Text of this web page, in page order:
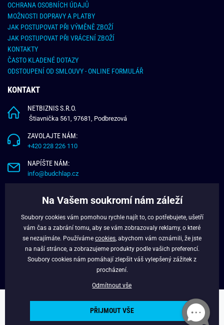
OCHRANA OSOBNÍCH ÚDAJŮ
MOŽNOSTI DOPRAVY A PLATBY
JAK POSTUPOVAT PŘI VÝMĚNĚ ZBOŽÍ
JAK POSTUPOVAT PŘI VRÁCENÍ ZBOŽÍ
KONTAKTY
ČASTO KLADENÉ DOTAZY
ODSTOUPENÍ OD SMLOUVY - ONLINE FORMULÁŘ
KONTAKT
NETBIZNIS S.R.O.
Štiavnička 561, 97681, Podbrezová
ZAVOLAJTE NÁM:
+420 228 226 110
NAPÍŠTE NÁM:
info@budchlap.cz
VĚRNOSTNÍ PROGRAM
FACEBOOK
Copyright © 2024 - Budchlap.cz Všechna práva vyhrazena. webdesign ©
litvanyi.sk
Na Vašem soukromí nám záleží
Soubory cookies vám pomohou rychle najít to, co potřebujete, ušetří
vám čas a zabrání tomu, aby se vám zobrazovaly reklamy, o které
se nezajímáte. Používáme cookies , abychom vám oznámili, že jste
na naší stránce, a zobrazujeme produkty podle vašich preferencí.
Soubory cookies nám pomáhají zlepšit váš vylepšený zážitek z
procházení.
Odmítnout vše
PŘIJMOUT VŠE